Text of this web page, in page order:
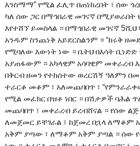
እንስማማ” የሚል ፈሊጥ በጠነከረበት ፣ ሰው
ካለ ሰው ጋር በማኅበራዊ መገናኛ በሚያወራበት
እየተሸኘ ይመስላል ። በማኅበራዊ መገናኛ 5ሺህ
አንዱም ስንጨነቅ አይደርስልንም ። “ከሩቅ
የሚባለው እውነት ነው ። ቤትህ በእሳት ቢነድድ
አያጠፋውም ። አካላዊም አሳባዊም መቀራረብ
በቅርብ ዘመን የተከሰተው ወረርሽኝ ዓለምን
ተራርቆ መቆም ፣ አለመጨባበጥ ፣
የሚል መፈክር በዝቶ ነበር ። በሽታዎች ባሕል
መጨባበጥ ፣ መቀራረብ ይረብሸናል ። የሰው ልጅ
ለመጀመር ይቸገራል ፣ ከጀመረ በኋላ ለማቆም
አቅም ያጣው ፣ ለማቆም አቅም ያጣል ። ሰው